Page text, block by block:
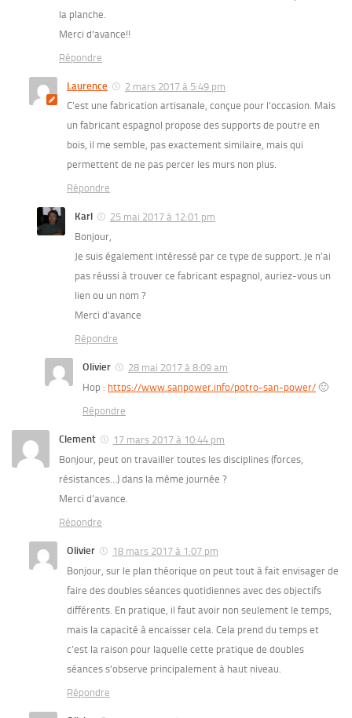
la planche.
Merci d’avance!!
Répondre
Laurence
2 mars 2017 à 5:49 pm
C’est une fabrication artisanale, conçue pour l’occasion. Mais
un fabricant espagnol propose des supports de poutre en
bois, il me semble, pas exactement similaire, mais qui
permettent de ne pas percer les murs non plus.
Répondre
Karl
25 mai 2017 à 12:01 pm
Bonjour,
Je suis également intéressé par ce type de support. Je n’ai
pas réussi à trouver ce fabricant espagnol, auriez-vous un
lien ou un nom ?
Merci d’avance
Répondre
Olivier
28 mai 2017 à 8:09 am
Hop : https://www.sanpower.info/potro-san-power/ 🙂
Répondre
Clement
17 mars 2017 à 10:44 pm
Bonjour, peut on travailler toutes les disciplines (forces,
résistances…) dans la même journée ?
Merci d’avance.
Répondre
Olivier
18 mars 2017 à 1:07 pm
Bonjour, sur le plan théorique on peut tout à fait envisager de
faire des doubles séances quotidiennes avec des objectifs
différents. En pratique, il faut avoir non seulement le temps,
mais la capacité à encaisser cela. Cela prend du temps et
c’est la raison pour laquelle cette pratique de doubles
séances s’observe principalement à haut niveau.
Répondre